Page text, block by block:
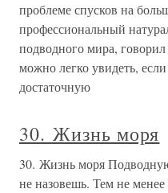
проблеме спусков на
профессиональный
подводного мира,
можно легко увидеть,
достаточную
30. Жизнь моря
30. Жизнь моря
не назовешь. Тем не